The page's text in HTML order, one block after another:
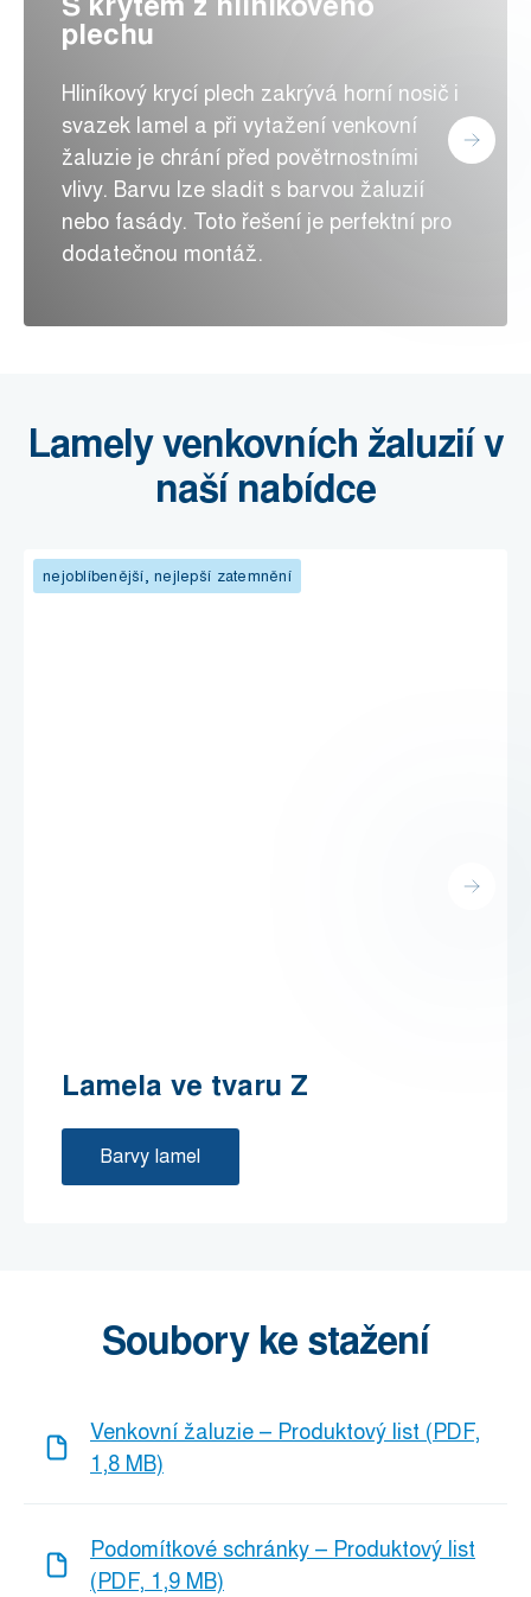
plechu
Hliníkový krycí plech zakrývá horní nosič i
svazek lamel a při vytažení venkovní
žaluzie je chrání před povětrnostními
vlivy. Barvu lze sladit s barvou žaluzií
nebo fasády. Toto řešení je perfektní pro
dodatečnou montáž.
Lamely venkovních žaluzií v
naší nabídce
nejoblíbenější, nejlepší zatemnění
Lamela ve tvaru Z
Barvy lamel
Soubory ke stažení
Venkovní žaluzie – Produktový list (PDF,
1,8 MB)
Podomítkové schránky – Produktový list
(PDF, 1,9 MB)